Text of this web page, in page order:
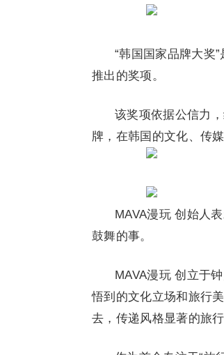
“韩国国家品牌大奖
推出的奖项。
该奖项依据公信力
牌，在韩国的文化、传
MAVA漫玩 创始人
鼓舞的事。
MAVA漫玩 创立于
悟到的文化立场和旅行
去，传递风格显著的旅